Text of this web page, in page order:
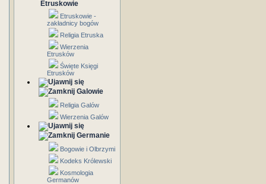
Etruskowie
Etruskowie -
zakładnicy bogów
Religia Etruska
Wierzenia
Etrusków
Święte Księgi
Etrusków
Galowie
Religia Galów
Wierzenia Galów
Germanie
Bogowie i Olbrzymi
Kodeks Królewski
Kosmologia
Germanów